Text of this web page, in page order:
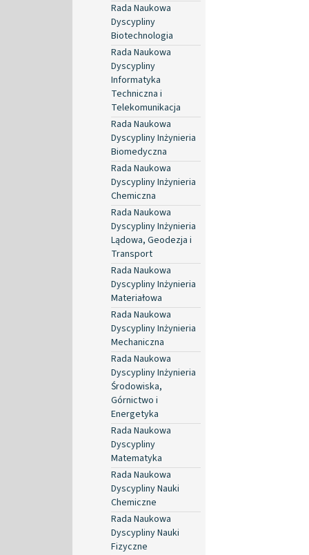
Rada Naukowa
Dyscypliny
Biotechnologia
Rada Naukowa
Dyscypliny
Informatyka
Techniczna i
Telekomunikacja
Rada Naukowa
Dyscypliny Inżynieria
Biomedyczna
Rada Naukowa
Dyscypliny Inżynieria
Chemiczna
Rada Naukowa
Dyscypliny Inżynieria
Lądowa, Geodezja i
Transport
Rada Naukowa
Dyscypliny Inżynieria
Materiałowa
Rada Naukowa
Dyscypliny Inżynieria
Mechaniczna
Rada Naukowa
Dyscypliny Inżynieria
Środowiska,
Górnictwo i
Energetyka
Rada Naukowa
Dyscypliny
Matematyka
Rada Naukowa
Dyscypliny Nauki
Chemiczne
Rada Naukowa
Dyscypliny Nauki
Fizyczne